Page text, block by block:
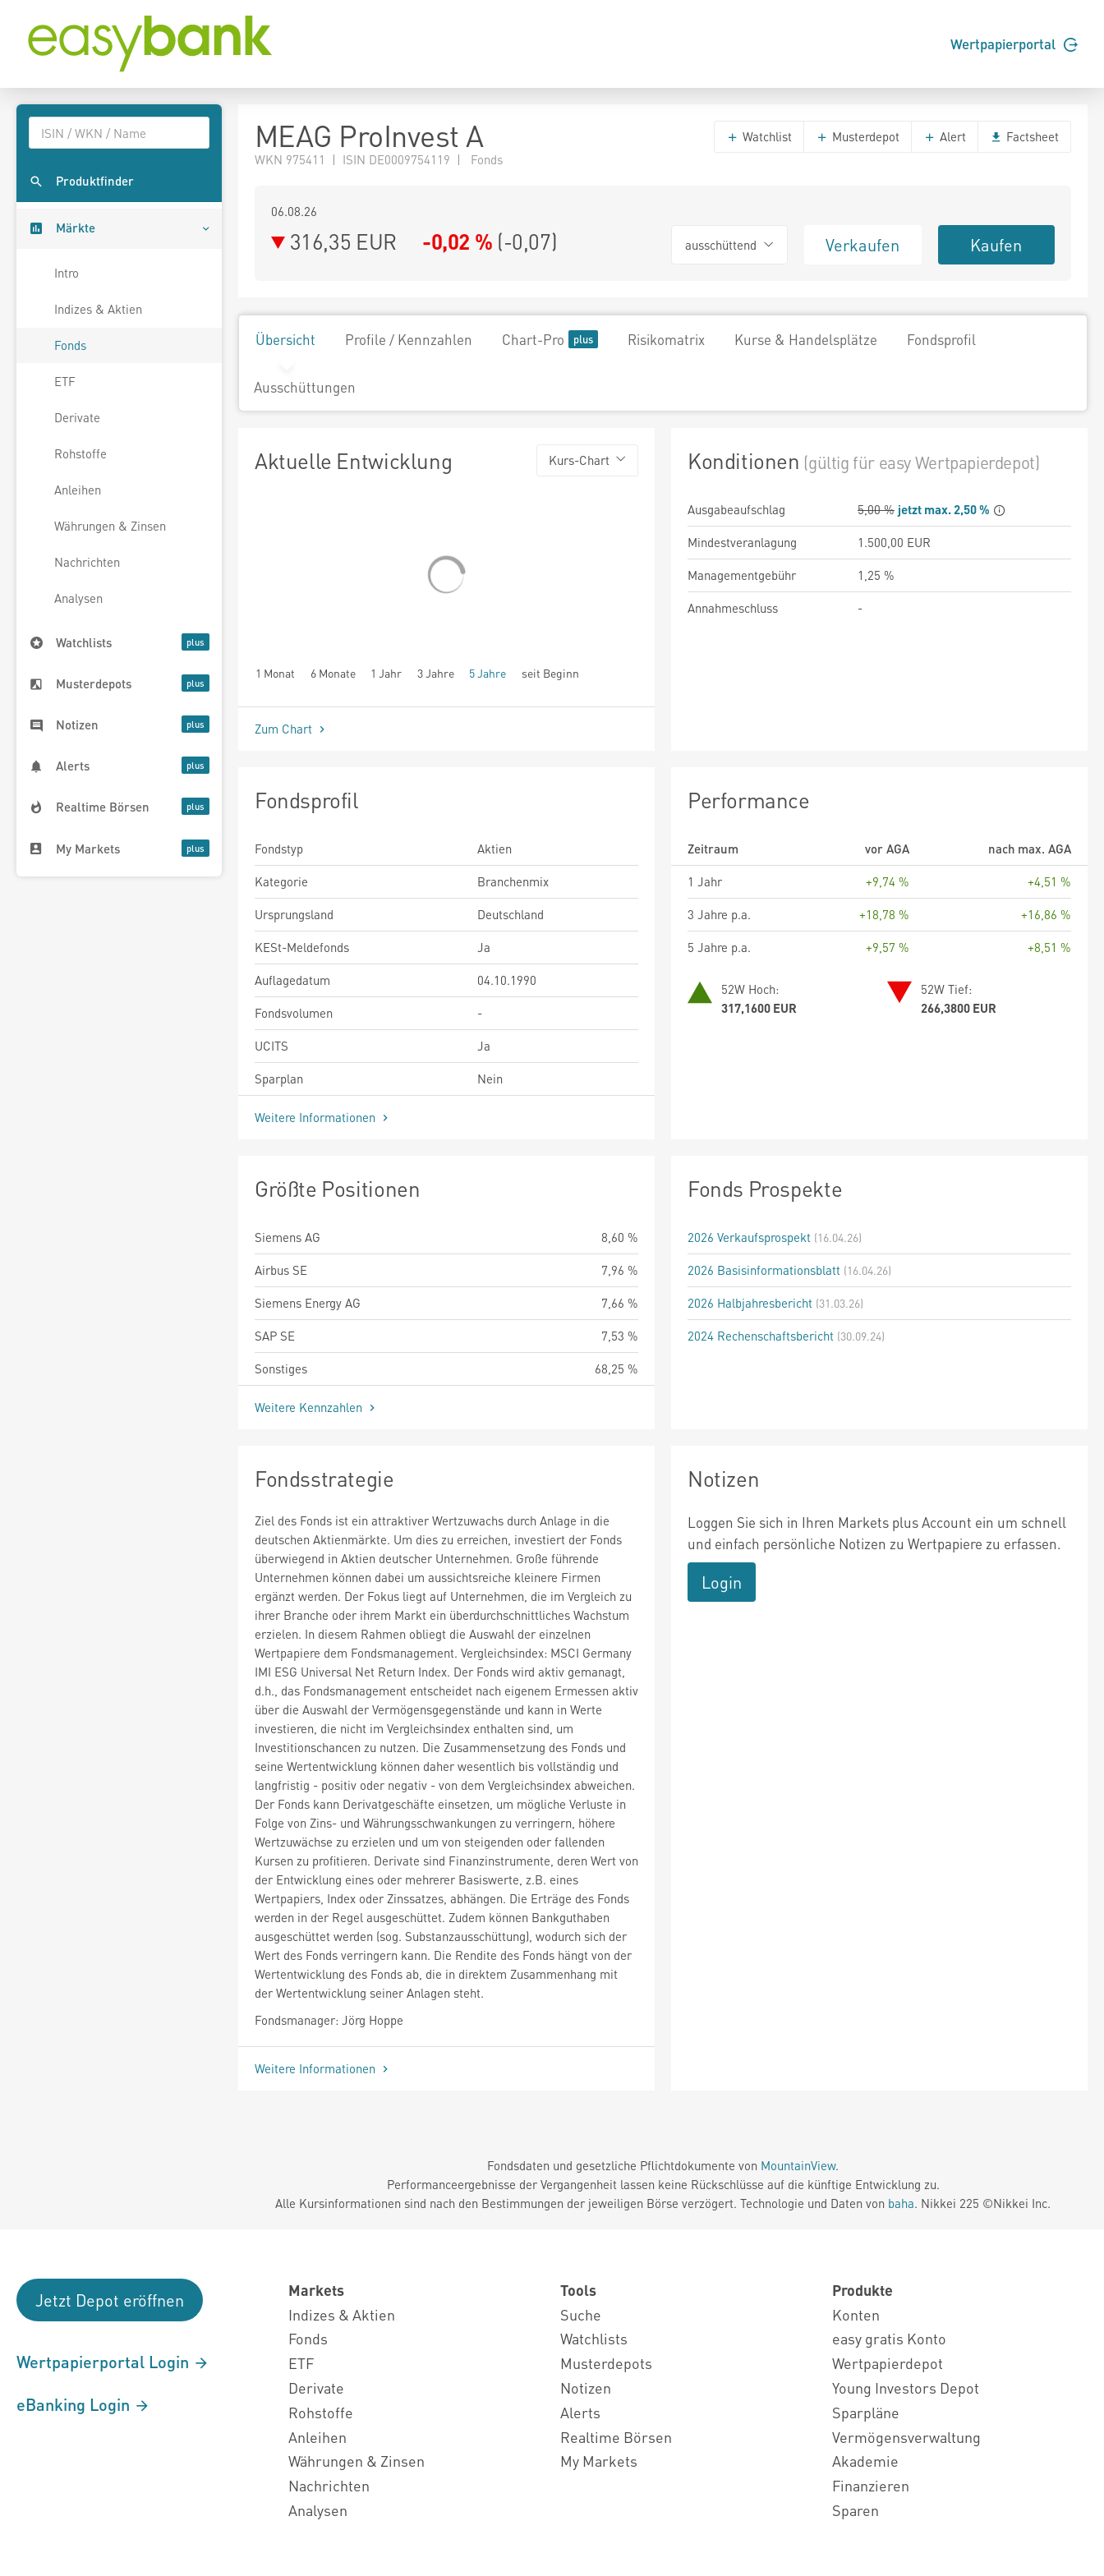
Wertpapierportal
Produktfinder
Märkte
Intro
Indizes & Aktien
Fonds
ETF
Derivate
Rohstoffe
Anleihen
Währungen & Zinsen
Nachrichten
Analysen
Watchlists
Musterdepots
Notizen
Alerts
Realtime Börsen
My Markets
MEAG ProInvest A
WKN 975411 | ISIN DE0009754119 | Fonds
Watchlist Musterdepot Alert Factsheet
06.08.26
316,35 EUR -0,02 % (-0,07) ausschüttend Verkaufen Kaufen
Übersicht Profile / Kennzahlen Chart-Pro Risikomatrix Kurse & Handelsplätze Fondsprofil
Ausschüttungen
Aktuelle Entwicklung Kurs-Chart
1 Monat 6 Monate 1 Jahr 3 Jahre 5 Jahre seit Beginn
Zum Chart
Konditionen (gültig für easy Wertpapierdepot)
Ausgabeaufschlag 5,00 % jetzt max. 2,50 %
Mindestveranlagung
1.500,00 EUR
Managementgebühr
1,25 %
Annahmeschluss
-
Fondsprofil
Fondstyp
Aktien
Kategorie
Branchenmix
Ursprungsland
Deutschland
KESt-Meldefonds
Ja
Auflagedatum
04.10.1990
Fondsvolumen
-
UCITS
Ja
Sparplan
Nein
Weitere Informationen
Performance
Zeitraum vor AGA
nach max. AGA
1 Jahr
+9,74 %
+4,51 %
3 Jahre p.a.
+18,78 %
+16,86 %
5 Jahre p.a.
+9,57 % +8,51 %
52W Hoch:
317,1600 EUR
52W Tief:
266,3800 EUR
Größte Positionen
Siemens AG
8,60 %
Airbus SE
7,96 %
Siemens Energy AG
7,66 %
SAP SE
7,53 %
Sonstiges
68,25 %
Weitere Kennzahlen
Fonds Prospekte
2026 Verkaufsprospekt (16.04.26)
2026 Basisinformationsblatt (16.04.26)
2026 Halbjahresbericht (31.03.26)
2024 Rechenschaftsbericht (30.09.24)
Fondsstrategie
Ziel des Fonds ist ein attraktiver Wertzuwachs durch Anlage in die
deutschen Aktienmärkte. Um dies zu erreichen, investiert der Fonds
überwiegend in Aktien deutscher Unternehmen. Große führende
Unternehmen können dabei um aussichtsreiche kleinere Firmen
ergänzt werden. Der Fokus liegt auf Unternehmen, die im Vergleich zu
ihrer Branche oder ihrem Markt ein überdurchschnittliches Wachstum
erzielen. In diesem Rahmen obliegt die Auswahl der einzelnen
Wertpapiere dem Fondsmanagement. Vergleichsindex: MSCI Germany
IMI ESG Universal Net Return Index. Der Fonds wird aktiv gemanagt,
d.h., das Fondsmanagement entscheidet nach eigenem Ermessen aktiv
über die Auswahl der Vermögensgegenstände und kann in Werte
investieren, die nicht im Vergleichsindex enthalten sind, um
Investitionschancen zu nutzen. Die Zusammensetzung des Fonds und
seine Wertentwicklung können daher wesentlich bis vollständig und
langfristig - positiv oder negativ - von dem Vergleichsindex abweichen.
Der Fonds kann Derivatgeschäfte einsetzen, um mögliche Verluste in
Folge von Zins- und Währungsschwankungen zu verringern, höhere
Wertzuwächse zu erzielen und um von steigenden oder fallenden
Kursen zu profitieren. Derivate sind Finanzinstrumente, deren Wert von
der Entwicklung eines oder mehrerer Basiswerte, z.B. eines
Wertpapiers, Index oder Zinssatzes, abhängen. Die Erträge des Fonds
werden in der Regel ausgeschüttet. Zudem können Bankguthaben
ausgeschüttet werden (sog. Substanzausschüttung), wodurch sich der
Wert des Fonds verringern kann. Die Rendite des Fonds hängt von der
Wertentwicklung des Fonds ab, die in direktem Zusammenhang mit
der Wertentwicklung seiner Anlagen steht.
Fondsmanager: Jörg Hoppe
Weitere Informationen
Notizen
Loggen Sie sich in Ihren Markets plus Account ein um schnell
und einfach persönliche Notizen zu Wertpapiere zu erfassen.
Login
Fondsdaten und gesetzliche Pflichtdokumente von MountainView.
Performanceergebnisse der Vergangenheit lassen keine Rückschlüsse auf die künftige Entwicklung zu.
Alle Kursinformationen sind nach den Bestimmungen der jeweiligen Börse verzögert. Technologie und Daten von baha. Nikkei 225 ©Nikkei Inc.
Jetzt Depot eröffnen
Wertpapierportal Login
eBanking Login
Markets
Indizes & Aktien
Fonds
ETF
Derivate
Rohstoffe
Anleihen
Währungen & Zinsen
Nachrichten
Analysen
Tools
Suche
Watchlists
Musterdepots
Notizen
Alerts
Realtime Börsen
My Markets
Produkte
Konten
easy gratis Konto
Wertpapierdepot
Young Investors Depot
Sparpläne
Vermögensverwaltung
Akademie
Finanzieren
Sparen